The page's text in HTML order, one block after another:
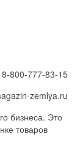
8-800-777-83-15
zemlya.ru
бизнеса. Это
товаров